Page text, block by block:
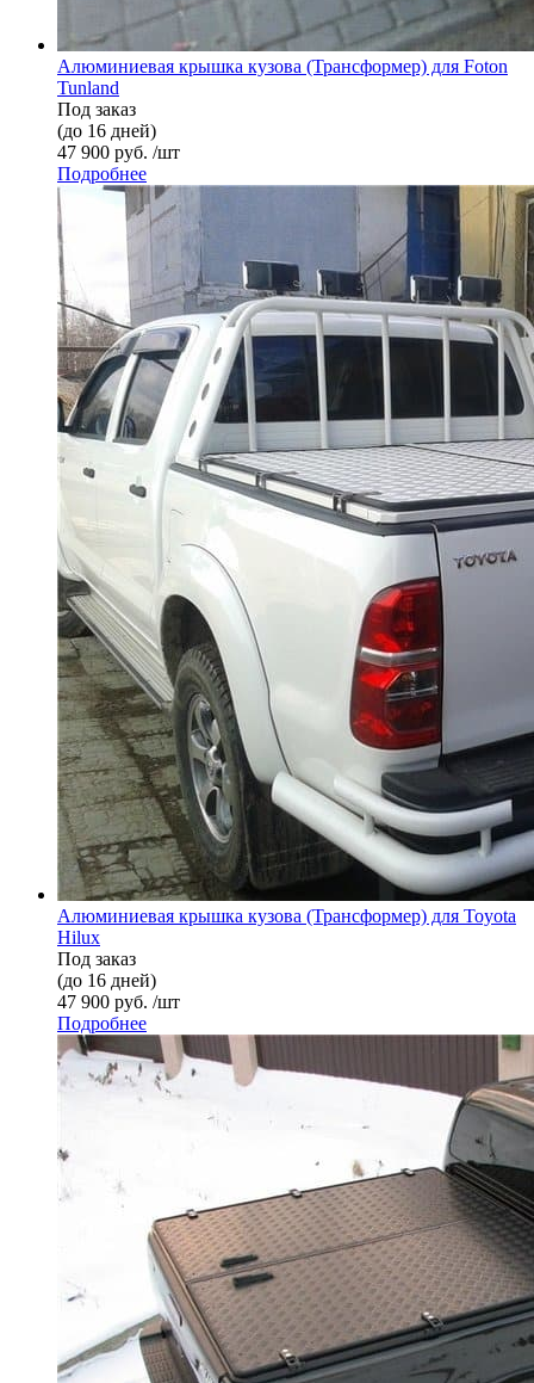
Алюминиевая крышка кузова (Трансформер) для Foton
Tunland
Под заказ
(до 16 дней)
47 900 руб. /шт
Подробнее
Алюминиевая крышка кузова (Трансформер) для Toyota
Hilux
Под заказ
(до 16 дней)
47 900 руб. /шт
Подробнее